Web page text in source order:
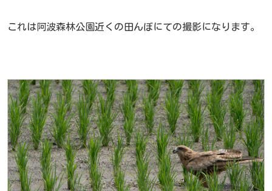
これは阿波森林公園近くの田んぼにての撮影になります。